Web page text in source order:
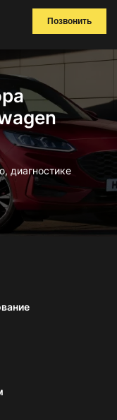
Позвонить
диагностике